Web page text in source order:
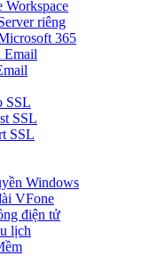
Workspace
riêng
365
Email
SSL
SSL
SSL
Windows
VFone
điện tử
lịch